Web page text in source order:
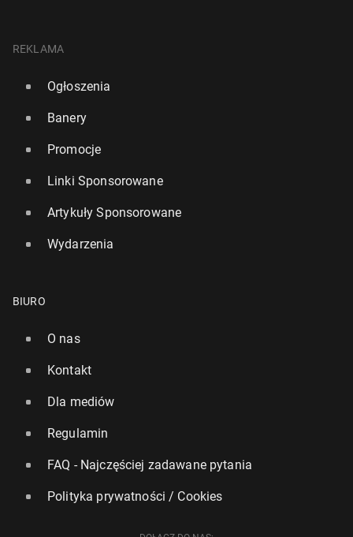
REKLAMA
Ogłoszenia
Banery
Promocje
Linki Sponsorowane
Artykuły Sponsorowane
Wydarzenia
BIURO
O nas
Kontakt
Dla mediów
Regulamin
FAQ - Najczęściej zadawane pytania
Polityka prywatności / Cookies